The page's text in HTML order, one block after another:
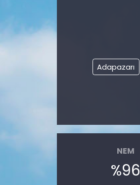
Adapazarı
NEM
%96